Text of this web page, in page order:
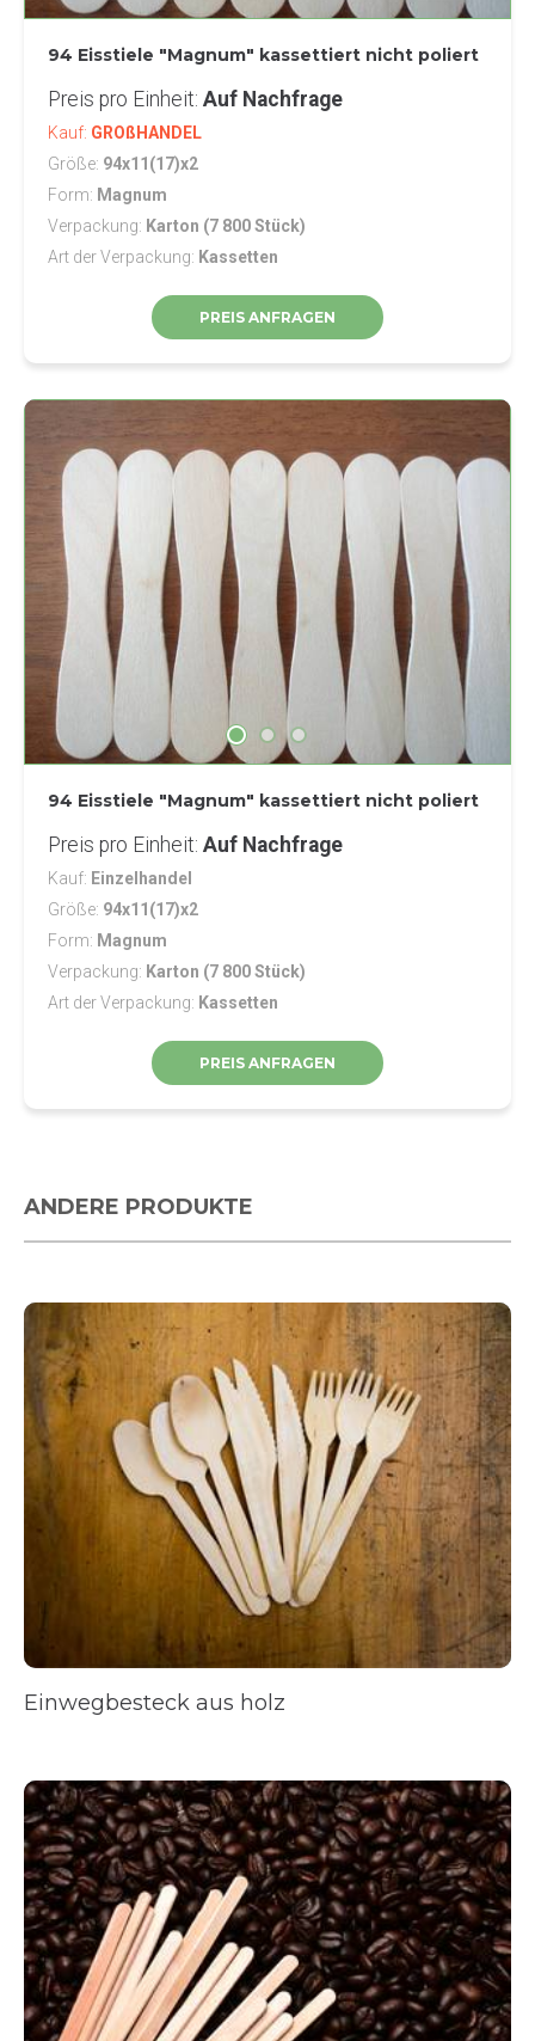
94 Eisstiele "Magnum" kassettiert nicht poliert
Preis pro Einheit Auf Nachfrage
Kauf GROßHANDEL
Größe 94x11(17)x2
Form Magnum
Verpackung Karton (7 800 Stück)
Art der Verpackung Kassetten
PREIS ANFRAGEN
94 Eisstiele "Magnum" kassettiert nicht poliert
Preis pro Einheit Auf Nachfrage
Kauf Einzelhandel
Größe 94x11(17)x2
Form
Magnum
Verpackung
Karton (7 800 Stück)
Art der Verpackung
Kassetten
PREIS ANFRAGEN
ANDERE PRODUKTE
Einwegbesteck aus holz